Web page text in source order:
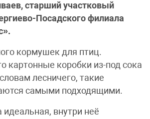
старший участковый
Посадского филиала
кормушек для птиц.
картонные коробки из-под сока
лесничего, такие
самыми подходящими.
идеальная, внутри неё